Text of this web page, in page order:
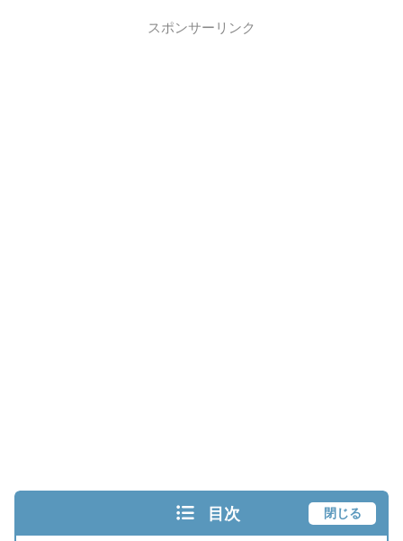
スポンサーリンク
目次 閉じる